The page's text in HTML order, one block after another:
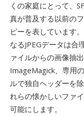
くの家庭にとって、
真が普及する以前の
ピーを表しています
なるJPEGデータは合
ァイルからの画像抽
ImageMagick、専用
ルで独自ヘッダーを
れらの懐かしいファ
可能にします。